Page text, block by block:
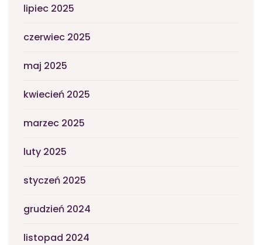
lipiec 2025
czerwiec 2025
maj 2025
kwiecień 2025
marzec 2025
luty 2025
styczeń 2025
grudzień 2024
listopad 2024